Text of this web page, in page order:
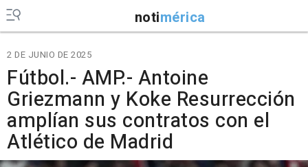
notimérica
2 DE JUNIO DE 2025
Fútbol.- AMP.- Antoine
Griezmann y Koke Resurrección
amplían sus contratos con el
Atlético de Madrid